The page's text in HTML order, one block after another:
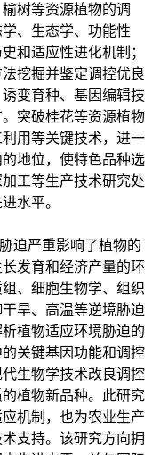
树等资源植物的调
、生态学、功能性
和适应性进化机制；
挖掘并鉴定调控优良
变育种、基因编辑技
突破桂花等资源植物
用等关键技术，进一
地位，使特色品种选
工等生产技术研究处
水平。
迫严重影响了植物的
发育和经济产量的环
、细胞生物学、组织
旱、高温等逆境胁迫
植物适应环境胁迫的
关键基因功能和调控
生物学技术改良调控
植物新品种。此研究
机制，也为农业生产
支持。该研究方向拥